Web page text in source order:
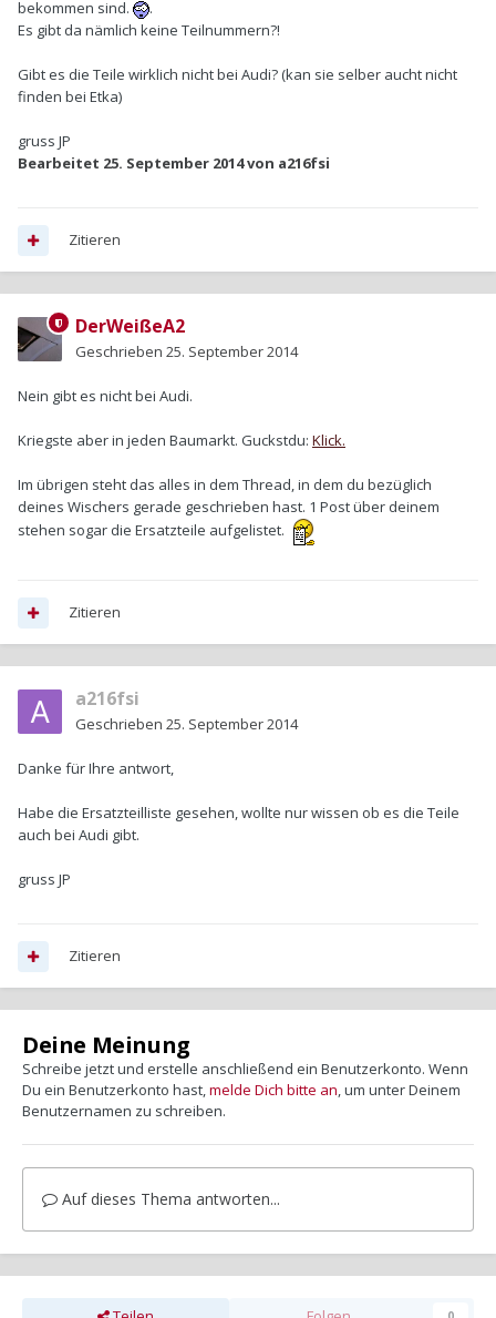
bekommen sind.
.
Es gibt da nämlich keine Teilnummern?!
Gibt es die Teile wirklich nicht bei Audi? (kan sie selber aucht nicht
finden bei Etka)
gruss JP
Bearbeitet 25. September 2014von a216fsi
Zitieren
DerWeißeA2
Geschrieben 25. September 2014
Nein gibt es nicht bei Audi.
Kriegste aber in jeden Baumarkt. Guckstdu: Klick.
Im übrigen steht das alles in dem Thread, in dem du bezüglich
deines Wischers gerade geschrieben hast. 1 Post über deinem
stehen sogar die Ersatzteile aufgelistet.
Zitieren
a216fsi
Geschrieben 25. September 2014
Danke für Ihre antwort,
Habe die Ersatzteilliste gesehen, wollte nur wissen ob es die Teile
auch bei Audi gibt.
gruss JP
Zitieren
Deine Meinung
Schreibe jetzt und erstelle anschließend ein Benutzerkonto. Wenn
Du ein Benutzerkonto hast,melde Dich bitte an, um unter Deinem
Benutzernamen zu schreiben.
Auf dieses Thema antworten...